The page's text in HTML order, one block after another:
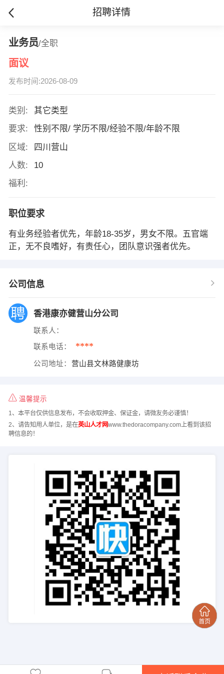
招聘详情
业务员/全职
面议
发布时间:2026-08-09
类别:
其它类型
要求:
性别不限/ 学历不限/经验不限/年龄不限
区域:
四川营山
人数:
10
福利:
职位要求
有业务经验者优先，年龄18-35岁，男女不限。五官端
正，无不良嗜好，有责任心，团队意识强者优先。
公司信息
香港康亦健营山分公司
联系人：
联系电话： ****
公司地址： 营山县文林路健康坊
温馨提示
1、本平台仅供信息发布，不会收取押金、保证金，请微友务必谨慎！
2、请告知用人单位，是在英山人才网www.thedoracompany.com上看到该招
聘信息的！